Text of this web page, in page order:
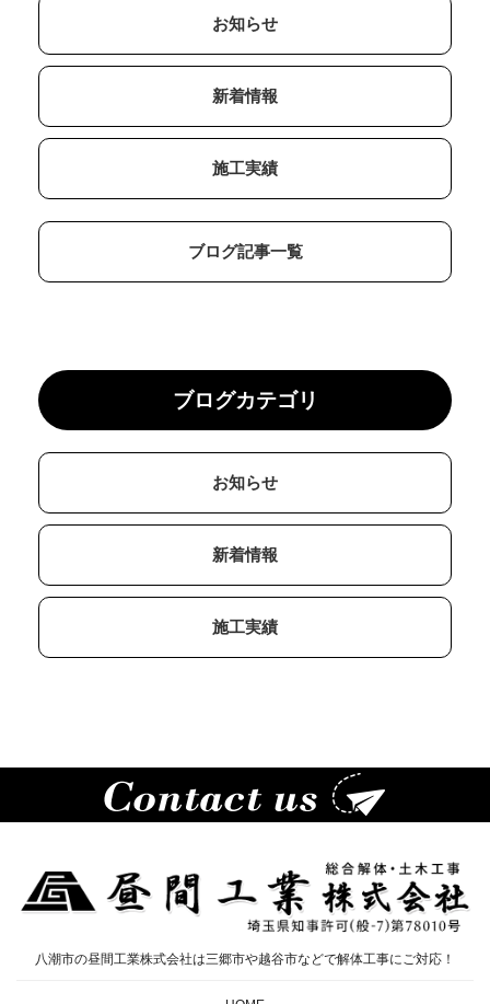
お知らせ
新着情報
施工実績
ブログ記事一覧
ブログカテゴリ
お知らせ
新着情報
施工実績
八潮市の昼間工業株式会社は三郷市や越谷市などで解体工事にご対応！